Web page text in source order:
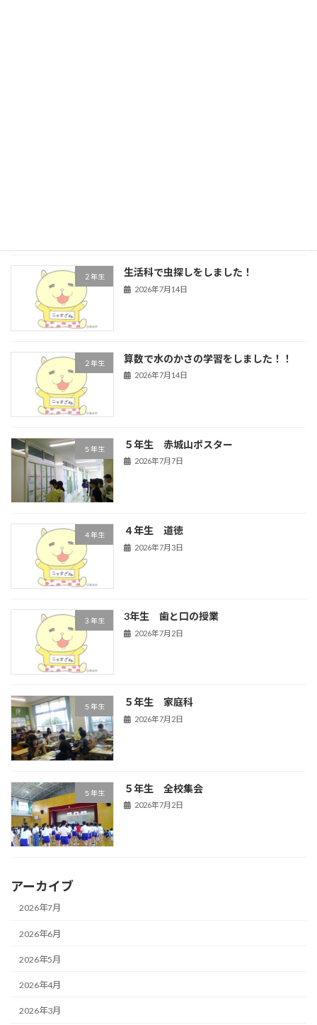
２年生 生活科で虫探しをしました！
2026年7月14日
２年生 算数で水のかさの学習をしました！！
2026年7月14日
５年生 ５年生 赤城山ポスター
2026年7月7日
４年生 ４年生 道徳
2026年7月3日
３年生 3年生 歯と口の授業
2026年7月2日
５年生 ５年生 家庭科
2026年7月2日
５年生 ５年生 全校集会
2026年7月2日
アーカイブ
2026年7月
2026年6月
2026年5月
2026年4月
2026年3月